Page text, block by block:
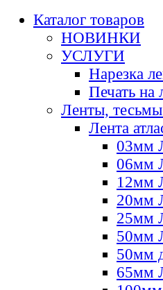
Каталог товаров
НОВИНКИ
УСЛУГИ
Нарезка
Печать на
Ленты,
Лента
03мм
06мм
12мм
20мм
25мм
50мм
50мм
65мм